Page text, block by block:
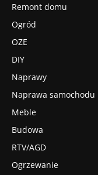
Remont domu
Ogród
OZE
DIY
Naprawy
Naprawa samochodu
Meble
Budowa
RTV/AGD
Ogrzewanie